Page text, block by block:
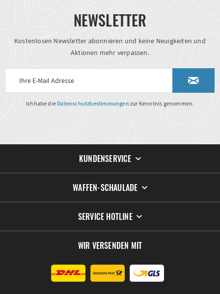
NEWSLETTER
Kostenlosen Newsletter abonnieren und keine Neuigkeiten und
Aktionen mehr verpassen.
Ich habe die Datenschutzbestimmungen zur Kenntnis genommen.
KUNDENSERVICE
WAFFEN-SCHAULADE
SERVICE HOTLINE
WIR VERSENDEN MIT